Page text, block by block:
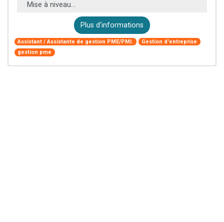
Mise à niveau...
Plus d'informations
Assistant / Assistante de gestion PME/PMI.
Gestion d'entreprise
gestion pme